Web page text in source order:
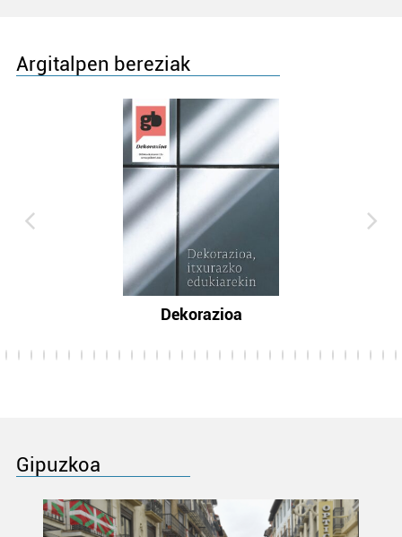
Argitalpen bereziak
Dekorazioa
Gipuzkoa